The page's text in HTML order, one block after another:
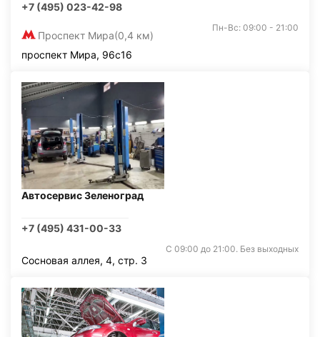
+7 (495) 023-42-98
Проспект Мира(0,4 км)
Пн-Вс: 09:00 - 21:00
проспект Мира, 96с16
Автосервис Зеленоград
+7 (495) 431-00-33
С 09:00 до 21:00. Без выходных
Сосновая аллея, 4, стр. 3